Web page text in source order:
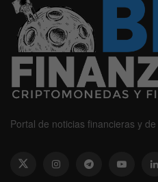
Portal de noticias financieras y de